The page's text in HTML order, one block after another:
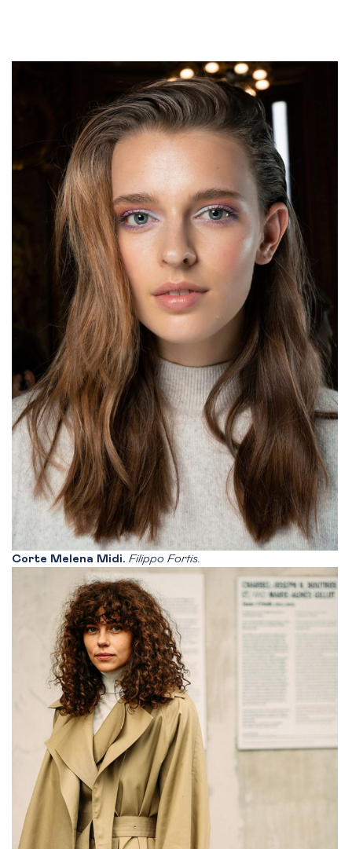
Corte Melena Midi. Filippo Fortis.